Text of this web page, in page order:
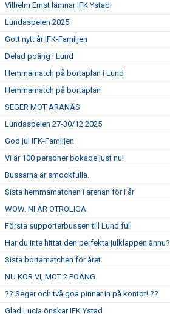
Vilhelm Ernst lämnar IFK Ystad
Lundaspelen 2025
Gott nytt år IFK-Familjen
Delad poäng i Lund
Hemmamatch på bortaplan i Lund
Hemmamatch på bortaplan
SEGER MOT ARANÄS
Lundaspelen 27-30/12 2025
God jul IFK-Familjen
Vi är 100 personer bokade just nu!
Bussarna är smockfulla.
Sista hemmamatchen i arenan för i år
WOW. NI ÄR OTROLIGA.
Första supporterbussen till Lund full
Har du inte hittat den perfekta julklappen ännu?
Sista bortamatchen för året
NU KÖR VI, MOT 2 POÄNG
?? Seger och två goa pinnar in på kontot! ??
Glad Lucia önskar IFK Ystad